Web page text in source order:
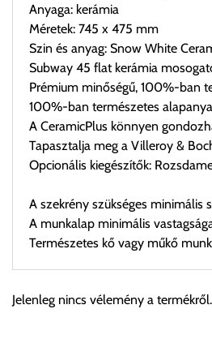
Anyaga: kerámia
Méretek: 745 x 475 mm
Szin és anyag: Snow White
Subway 45 flat kerámia
Prémium minőségű, 100%-ban
100%-ban természetes
A CeramicPlus könnyen
Tapasztalja meg a Villeroy &
Opcionális kiegészítők:
A szekrény szükséges minimális
A munkalap minimális
Természetes kő vagy műkő
Személyes átvétel:
Önnek lehetősége van rendelését
Jelenleg nincs vélemény a